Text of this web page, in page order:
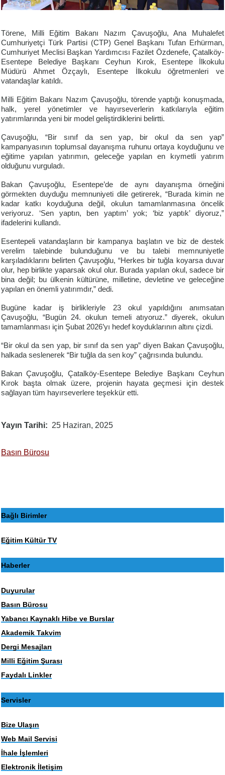
Törene, Milli Eğitim Bakanı Nazım Çavuşoğlu, Ana Muhalefet
Cumhuriyetçi Türk Partisi (CTP) Genel Başkanı Tufan Erhürman,
Cumhuriyet Meclisi Başkan Yardımcısı Fazilet Özdenefe, Çatalköy-
Esentepe Belediye Başkanı Ceyhun Kırok, Esentepe İlkokulu
Müdürü Ahmet Özçaylı, Esentepe İlkokulu öğretmenleri ve
vatandaşlar katıldı.
Milli Eğitim Bakanı Nazım Çavuşoğlu, törende yaptığı konuşmada,
halk, yerel yönetimler ve hayırseverlerin katkılarıyla eğitim
yatırımlarında yeni bir model geliştirdiklerini belirtti.
Çavuşoğlu, “Bir sınıf da sen yap, bir okul da sen yap”
kampanyasının toplumsal dayanışma ruhunu ortaya koyduğunu ve
eğitime yapılan yatırımın, geleceğe yapılan en kıymetli yatırım
olduğunu vurguladı.
Bakan Çavuşoğlu, Esentepe’de de aynı dayanışma örneğini
görmekten duyduğu memnuniyeti dile getirerek, “Burada kimin ne
kadar katkı koyduğuna değil, okulun tamamlanmasına öncelik
veriyoruz. ‘Sen yaptın, ben yaptım’ yok; ‘biz yaptık’ diyoruz,”
ifadelerini kullandı.
Esentepeli vatandaşların bir kampanya başlatın ve biz de destek
verelim talebinde bulunduğunu ve bu talebi memnuniyetle
karşıladıklarını belirten Çavuşoğlu, “Herkes bir tuğla koyarsa duvar
olur, hep birlikte yaparsak okul olur. Burada yapılan okul, sadece bir
bina değil; bu ülkenin kültürüne, milletine, devletine ve geleceğine
yapılan en önemli yatırımdır,” dedi.
Bugüne kadar iş birlikleriyle 23 okul yapıldığını anımsatan
Çavuşoğlu, “Bugün 24. okulun temeli atıyoruz.” diyerek, okulun
tamamlanması için Şubat 2026’yı hedef koyduklarının altını çizdi.
“Bir okul da sen yap, bir sınıf da sen yap” diyen Bakan Çavuşoğlu,
halkada seslenerek “Bir tuğla da sen koy” çağrısında bulundu.
Bakan Çavuşoğlu, Çatalköy-Esentepe Belediye Başkanı Ceyhun
Kırok başta olmak üzere, projenin hayata geçmesi için destek
sağlayan tüm hayırseverlere teşekkür etti.
Yayın Tarihi 25 Haziran, 2025
Basın Bürosu
Bağlı Birimler
Eğitim Kültür TV
Haberler
Duyurular
Basın Bürosu
Yabancı Kaynaklı Hibe ve Burslar
Akademik Takvim
Dergi Mesajları
Milli Eğitim Şurası
Faydalı Linkler
Servisler
Bize Ulaşın
Web Mail Servisi
İhale İşlemleri
Elektronik İletişim